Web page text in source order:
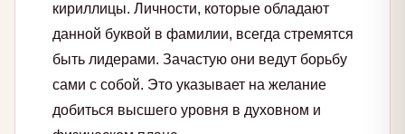
кириллицы. Личности, которые обладают
данной буквой в фамилии, всегда стремятся
быть лидерами. Зачастую они ведут борьбу
сами с собой. Это указывает на желание
добиться высшего уровня в духовном и